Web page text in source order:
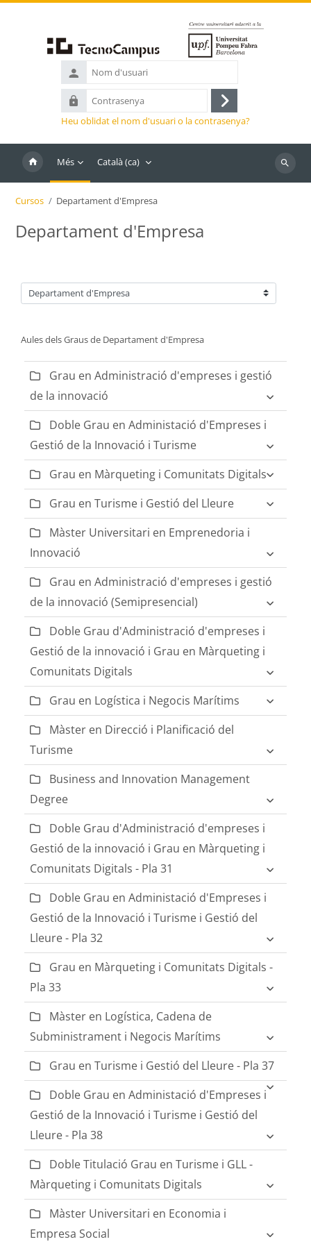
Nom
d'usuari
Contrasenya
Inicia
la
sessió
Heu oblidat el nom d'usuari o la contrasenya?
Més Català ‎(ca)‎
Cerca
Cursos Departament d'Empresa
Departament d'Empresa
Categories de cursos
Aules dels Graus de Departament d'Empresa
Grau en Administració d'empreses i gestió
de la innovació
Doble Grau en Administació d'Empreses i
Gestió de la Innovació i Turisme
Grau en Màrqueting i Comunitats Digitals
Grau en Turisme i Gestió del Lleure
Màster Universitari en Emprenedoria i
Innovació
Grau en Administració d'empreses i gestió
de la innovació (Semipresencial)
Doble Grau d'Administració d'empreses i
Gestió de la innovació i Grau en Màrqueting i
Comunitats Digitals
Grau en Logística i Negocis Marítims
Màster en Direcció i Planificació del
Turisme
Business and Innovation Management
Degree
Doble Grau d'Administració d'empreses i
Gestió de la innovació i Grau en Màrqueting i
Comunitats Digitals - Pla 31
Doble Grau en Administació d'Empreses i
Gestió de la Innovació i Turisme i Gestió del
Lleure - Pla 32
Grau en Màrqueting i Comunitats Digitals -
Pla 33
Màster en Logística, Cadena de
Subministrament i Negocis Marítims
Grau en Turisme i Gestió del Lleure - Pla 37
Doble Grau en Administació d'Empreses i
Gestió de la Innovació i Turisme i Gestió del
Lleure - Pla 38
Doble Titulació Grau en Turisme i GLL -
Màrqueting i Comunitats Digitals
Màster Universitari en Economia i
Empresa Social